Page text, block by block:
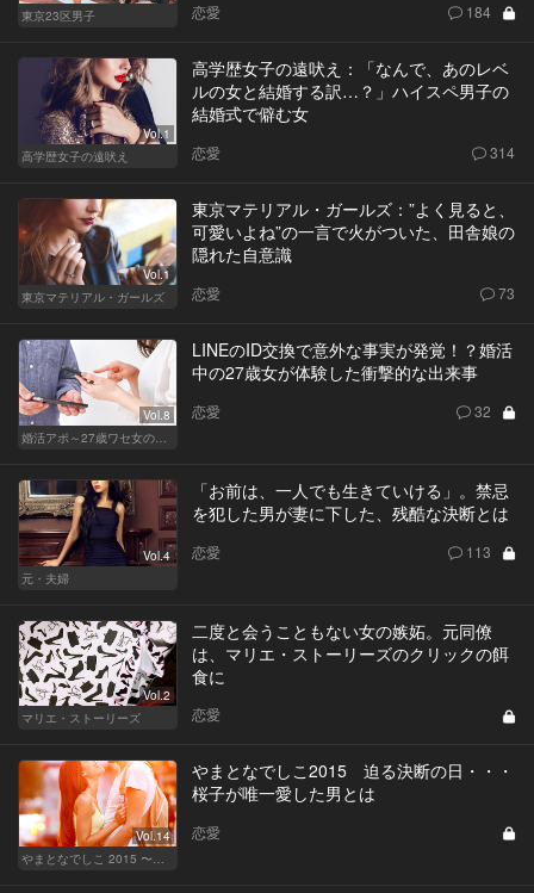
東京23区男子
恋愛 184
Vol.1
高学歴女子の遠吠え
高学歴女子の遠吠え：「なんで、あのレベ
ルの女と結婚する訳…？」ハイスペ男子の
結婚式で僻む女
恋愛 314
Vol.1
東京マテリアル・ガールズ
東京マテリアル・ガールズ：”よく見ると、
可愛いよね”の一言で火がついた、田舎娘の
隠れた自意識
恋愛 73
Vol.8
LINEのID交換で意外な事実が発覚！？婚活
中の27歳女が体験した衝撃的な出来事
恋愛 32
Vol.4
元・夫婦
「お前は、一人でも生きていける」。禁忌
を犯した男が妻に下した、残酷な決断とは
恋愛 113
Vol.2
マリエ・ストーリーズ
二度と会うこともない女の嫉妬。元同僚
は、マリエ・ストーリーズのクリックの餌
食に
恋愛
Vol.14
やまとなでしこ 2015 〜極上の結婚〜
やまとなでしこ2015 迫る決断の日・・・
桜子が唯一愛した男とは
恋愛